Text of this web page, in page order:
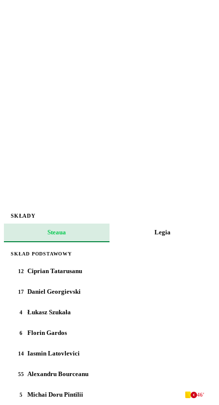
SKŁADY
Steaua Legia
SKŁAD PODSTAWOWY
12 Ciprian Tatarusanu
17 Daniel Georgievski
4 Łukasz Szukała
6 Florin Gardos
14 Iasmin Latovlevici
55 Alexandru Bourceanu
5 Michai Doru Pintilii 46'